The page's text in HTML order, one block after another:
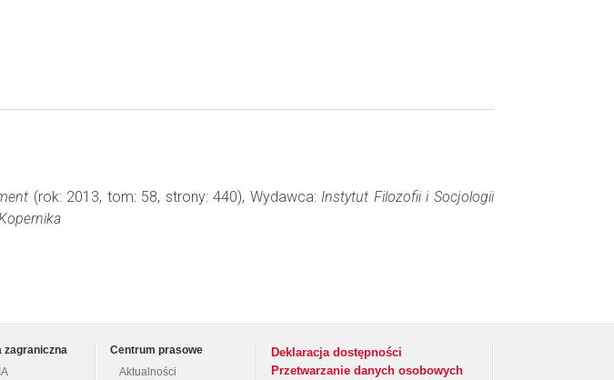
(rok: 2013, tom: 58, strony: 440), Wydawca: Instytut Filozofii i Socjologii
zagraniczna
Centrum prasowe
Aktualności
Deklaracja dostępności
Przetwarzanie danych osobowych